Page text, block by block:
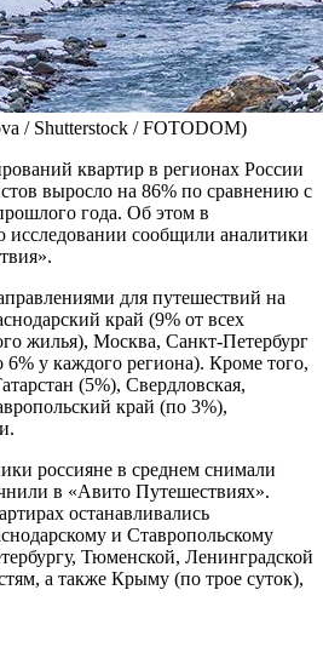
/ Shutterstock / FOTODOM)
квартир в регионах России
выросло на 86% по сравнению с
года. Об этом в
сообщили аналитики
для путешествий на
край (9% от всех
жилья), Москва, Санкт-Петербург
6% у каждого региона). Кроме того,
(5%), Свердловская,
край (по 3%),
россияне в среднем снимали
в «Авито Путешествиях».
останавливались
и Ставропольскому
Тюменской, Ленинградской
а также Крыму (по трое суток),